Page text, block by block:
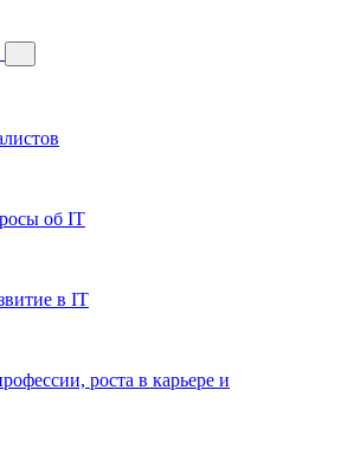
об IT
в IT
роста в карьере и